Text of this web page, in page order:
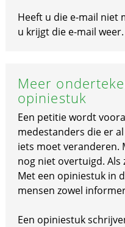
Heeft u die e-mail niet
u krijgt die e-mail weer.
Meer
opiniestuk
Een petitie wordt
medestanders die er
iets moet veranderen.
nog niet overtuigd. Als
Met een opiniestuk in
mensen zowel
Een opiniestuk